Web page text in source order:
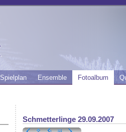
Spielplan Ensemble Fotoalbum
Schmetterlinge 29.09.2007